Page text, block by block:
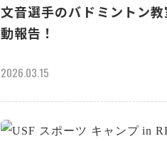
文音選手のバドミントン
動報告！
2026.03.15